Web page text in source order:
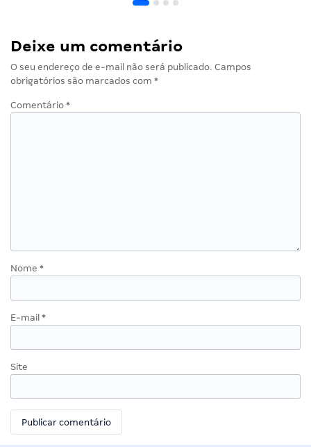
Deixe um comentário
O seu endereço de e-mail não será publicado. Campos
obrigatórios são marcados com *
Comentário *
Nome *
E-mail *
Site